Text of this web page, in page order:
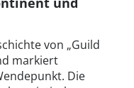
von „Guild
markiert
Die